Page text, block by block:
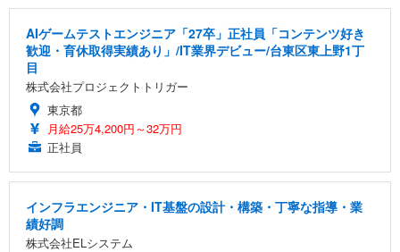
AIゲームテストエンジニア「27卒」正社員「コンテンツ好き
歓迎・育休取得実績あり」/IT業界デビュー/台東区東上野1丁
目
株式会社プロジェクトトリガー
東京都
月給25万4,200円～32万円
正社員
インフラエンジニア・IT基盤の設計・構築・丁寧な指導・業
績好調
株式会社ELシステム